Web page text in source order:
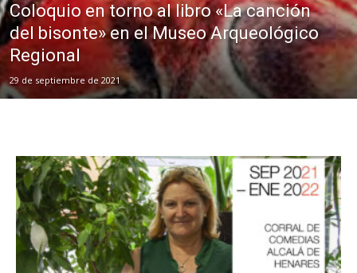
Coloquio en torno al libro «La canción
del bisonte» en el Museo Arqueológico
Regional
29 de septiembre de 2021